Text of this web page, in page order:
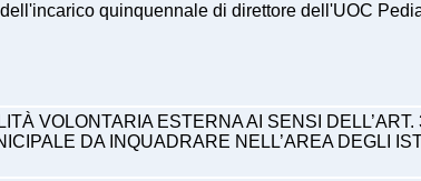
quinquennale di direttore dell'UOC
VOLONTARIA ESTERNA AI SENSI
DA INQUADRARE NELL’AREA DEGLI